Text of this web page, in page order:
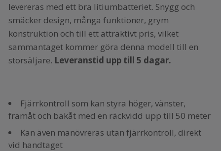
levereras med ett bra litiumbatteriet. Snygg och
smäcker design, många funktioner, grym
konstruktion och till ett attraktivt pris, vilket
sammantaget kommer göra denna modell till en
storsäljare. Leveranstid upp till 5 dagar.
Fjärrkontroll som kan styra höger, vänster,
framåt och bakåt med en räckvidd upp till 50 meter
Kan även manövreras utan fjärrkontroll, direkt
vid handtaget